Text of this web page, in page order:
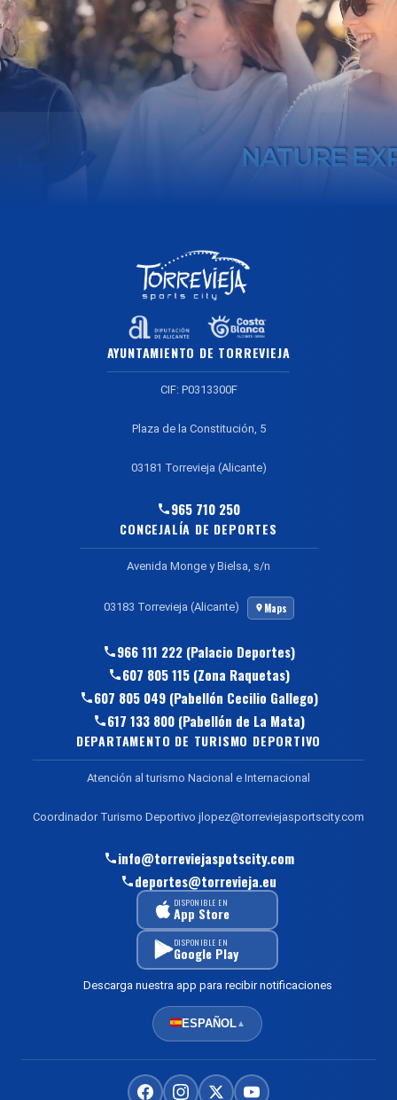
AYUNTAMIENTO DE TORREVIEJA
CIF: P0313300F
Plaza de la Constitución, 5
03181 Torrevieja (Alicante)
965 710 250
CONCEJALÍA DE DEPORTES
Avenida Monge y Bielsa, s/n
03183 Torrevieja (Alicante) Maps
966 111 222 (Palacio Deportes)
607 805 115 (Zona Raquetas)
607 805 049 (Pabellón Cecilio Gallego)
617 133 800 (Pabellón de La Mata)
DEPARTAMENTO DE TURISMO DEPORTIVO
Atención al turismo Nacional e Internacional
Coordinador Turismo Deportivo jlopez@torreviejasportscity.com
info@torreviejaspotscity.com
deportes@torrevieja.eu
DISPONIBLE EN
App Store
DISPONIBLE EN
Google Play
Descarga nuestra app para recibir notificaciones
ESPAÑOL▲